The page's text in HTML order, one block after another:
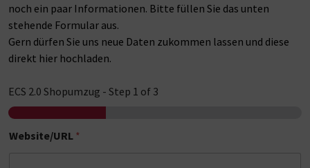
noch ein paar Informationen. Bitte füllen Sie das unten
stehende Formular aus.
Gern dürfen Sie uns neue Daten zukommen lassen und diese
direkt hier hochladen.
ECS 2.0 Shopumzug - Step 1 of 3
Website/URL *